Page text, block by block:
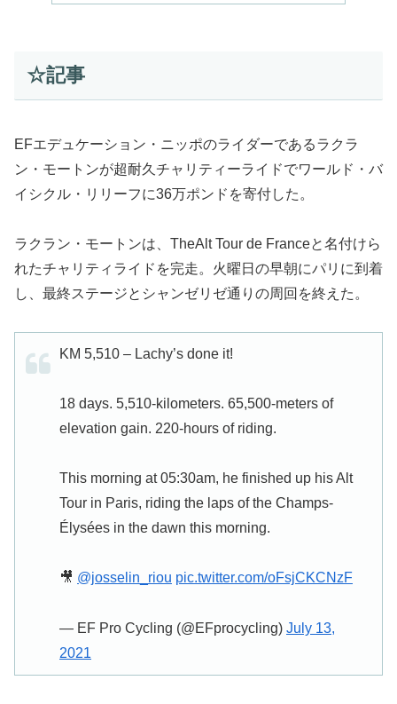
☆記事
EFエデュケーション・ニッポのライダーであるラクラ
ン・モートンが超耐久チャリティーライドでワールド・バ
イシクル・リリーフに36万ポンドを寄付した。
ラクラン・モートンは、TheAlt Tour de Franceと名付けら
れたチャリティライドを完走。火曜日の早朝にパリに到着
し、最終ステージとシャンゼリゼ通りの周回を終えた。
KM 5,510 – Lachy’s done it!
18 days. 5,510-kilometers. 65,500-meters of
elevation gain. 220-hours of riding.
This morning at 05:30am, he finished up his Alt
Tour in Paris, riding the laps of the Champs-
Élysées in the dawn this morning.
🎥 @josselin_riou pic.twitter.com/oFsjCKCNzF
— EF Pro Cycling (@EFprocycling) July 13,
2021